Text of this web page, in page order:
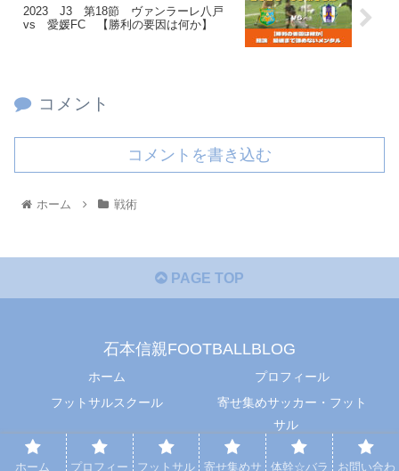
2023 J3 第18節 ヴァンラーレ八戸
vs 愛媛FC 【勝利の要因は何か】
コメント
コメントを書き込む
ホーム 戦術
PAGE TOP
石本信親FOOTBALLBLOG
ホーム
プロフィール
フットサルスクール
寄せ集めサッカー・フット
サル
体幹☆バランス
お問い合わせ
ホーム プロフィー フットサル 寄せ集めサ 体幹☆バラ お問い合わ